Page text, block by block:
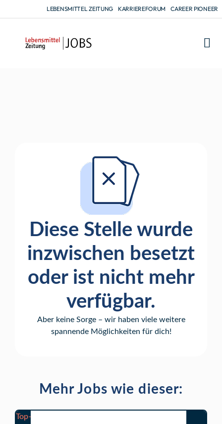
LEBENSMITTEL ZEITUNG KARRIEREFORUM CAREER PIONEER
Diese Stelle wurde
inzwischen besetzt
oder ist nicht mehr
verfügbar.
Aber keine Sorge – wir haben viele weitere
spannende Möglichkeiten für dich!
Mehr Jobs wie dieser:
Top-